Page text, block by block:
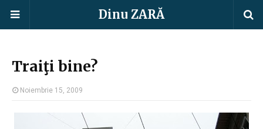
Dinu ZARĂ
Traiţi bine?
Noiembrie 15, 2009